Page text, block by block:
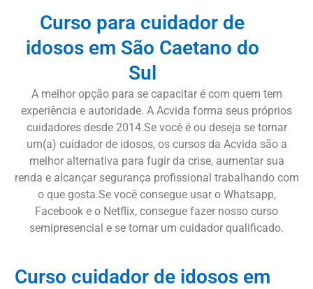
Curso para cuidador de
idosos em São Caetano do
Sul
A melhor opção para se capacitar é com quem tem
experiência e autoridade. A Acvida forma seus próprios
cuidadores desde 2014.Se você é ou deseja se tornar
um(a) cuidador de idosos, os cursos da Acvida são a
melhor alternativa para fugir da crise, aumentar sua
renda e alcançar segurança profissional trabalhando com
o que gosta.Se você consegue usar o Whatsapp,
Facebook e o Netflix, consegue fazer nosso curso
semipresencial e se tornar um cuidador qualificado.
Curso cuidador de idosos em